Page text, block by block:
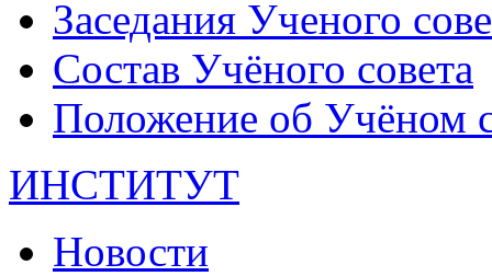
Заседания Ученого
Состав Учёного совета
Положение об Учёном
ИНСТИТУТ
Новости